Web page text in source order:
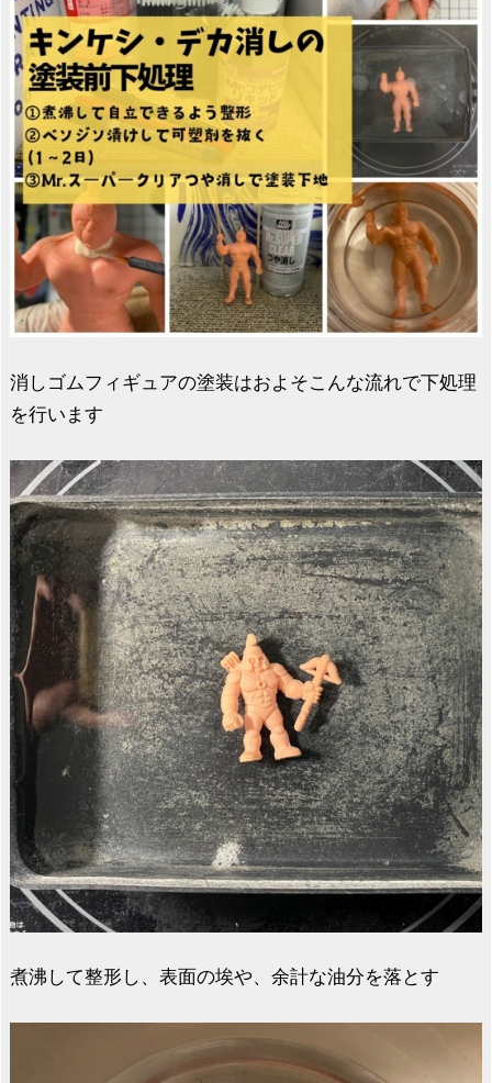
消しゴムフィギュアの塗装はおよそこんな流れで下処理
を行います
煮沸して整形し、表面の埃や、余計な油分を落とす